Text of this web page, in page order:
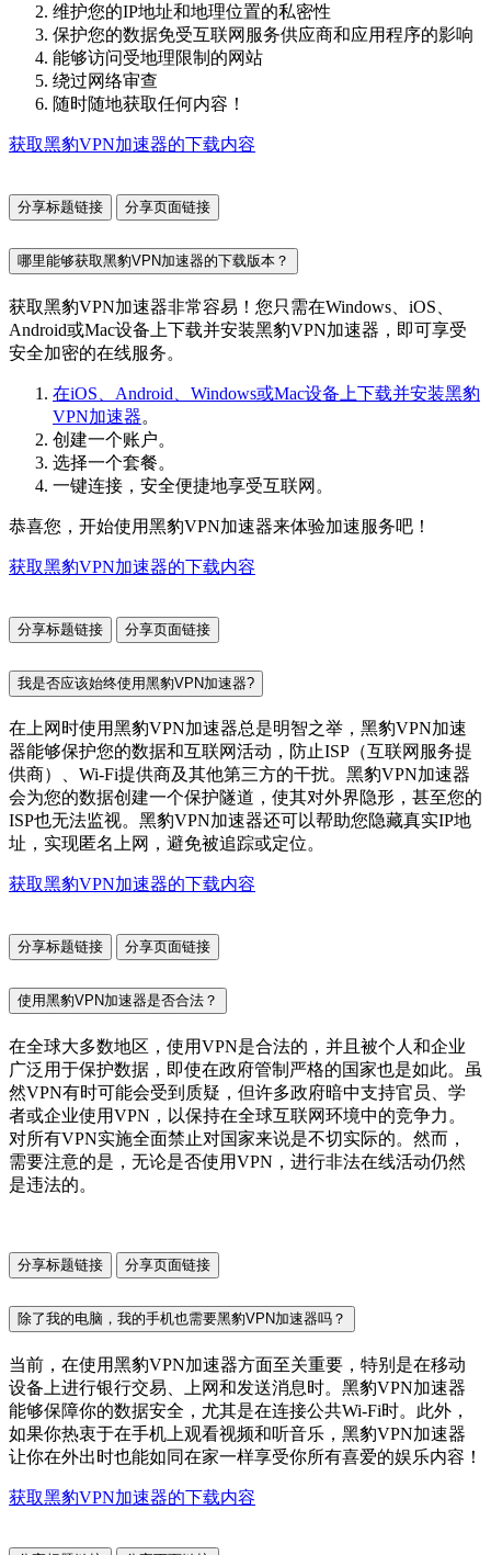
维护您的IP地址和地理位置的私密性
保护您的数据免受互联网服务供应商和应用程序的影响
能够访问受地理限制的网站
绕过网络审查
随时随地获取任何内容！
获取黑豹VPN加速器的下载内容
分享标题链接 分享页面链接
哪里能够获取黑豹VPN加速器的下载版本？
获取黑豹VPN加速器非常容易！您只需在Windows、iOS、
Android或Mac设备上下载并安装黑豹VPN加速器，即可享受
安全加密的在线服务。
在iOS、Android、Windows或Mac设备上下载并安装黑豹
VPN加速器。
创建一个账户。
选择一个套餐。
一键连接，安全便捷地享受互联网。
恭喜您，开始使用黑豹VPN加速器来体验加速服务吧！
获取黑豹VPN加速器的下载内容
分享标题链接 分享页面链接
我是否应该始终使用黑豹VPN加速器?
在上网时使用黑豹VPN加速器总是明智之举，黑豹VPN加速
器能够保护您的数据和互联网活动，防止ISP（互联网服务提
供商）、Wi-Fi提供商及其他第三方的干扰。黑豹VPN加速器
会为您的数据创建一个保护隧道，使其对外界隐形，甚至您的
ISP也无法监视。黑豹VPN加速器还可以帮助您隐藏真实IP地
址，实现匿名上网，避免被追踪或定位。
获取黑豹VPN加速器的下载内容
分享标题链接 分享页面链接
使用黑豹VPN加速器是否合法？
在全球大多数地区，使用VPN是合法的，并且被个人和企业
广泛用于保护数据，即使在政府管制严格的国家也是如此。虽
然VPN有时可能会受到质疑，但许多政府暗中支持官员、学
者或企业使用VPN，以保持在全球互联网环境中的竞争力。
对所有VPN实施全面禁止对国家来说是不切实际的。然而，
需要注意的是，无论是否使用VPN，进行非法在线活动仍然
是违法的。
分享标题链接 分享页面链接
除了我的电脑，我的手机也需要黑豹VPN加速器吗？
当前，在使用黑豹VPN加速器方面至关重要，特别是在移动
设备上进行银行交易、上网和发送消息时。黑豹VPN加速器
能够保障你的数据安全，尤其是在连接公共Wi-Fi时。此外，
如果你热衷于在手机上观看视频和听音乐，黑豹VPN加速器
让你在外出时也能如同在家一样享受你所有喜爱的娱乐内容！
获取黑豹VPN加速器的下载内容